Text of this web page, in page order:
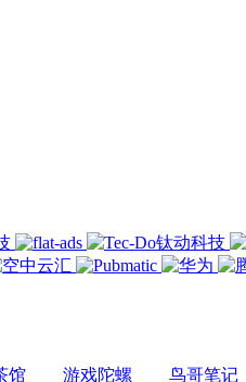
馆 游戏陀螺 鸟哥笔记